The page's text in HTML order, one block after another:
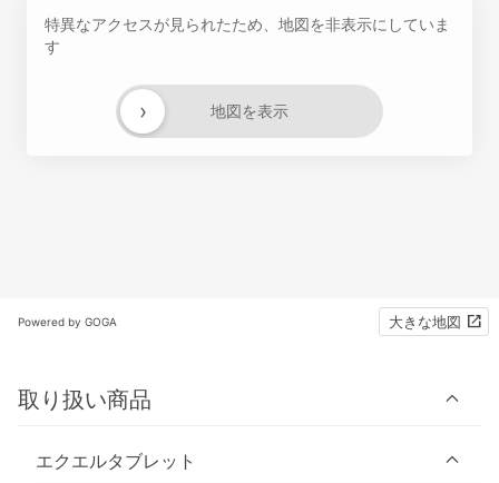
特異なアクセスが見られたため、地図を非表示にしていま
す
地図を表示
›
Powered by GOGA 大きな地図
取り扱い商品
エクエルタブレット